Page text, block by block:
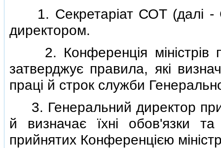
1. Секретарiат СОТ (далi -
директором.
2. Конференцiя мiнiстрiв
затверджує правила, якi
працi й строк служби
3. Генеральний директор
й визначає їхнi обов'язки
прийнятих Конференцiєю